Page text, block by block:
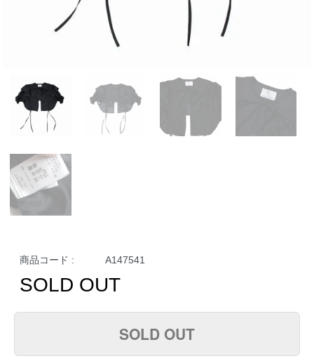
商品コード : A147541
SOLD OUT
SOLD OUT